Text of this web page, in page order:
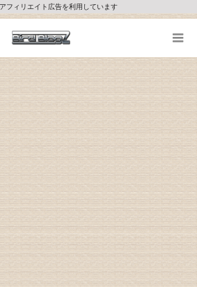
フィリエイト広告を利用しています